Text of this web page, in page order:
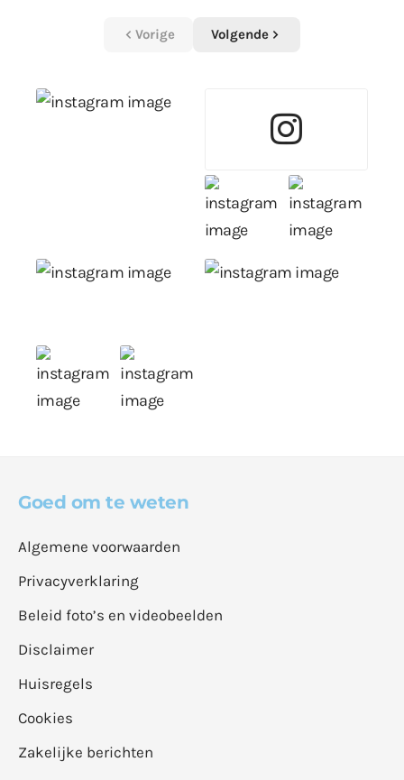
Vorige Volgende
Goed om te weten
Algemene voorwaarden
Privacyverklaring
Beleid foto’s en videobeelden
Disclaimer
Huisregels
Cookies
Zakelijke berichten